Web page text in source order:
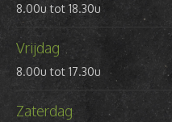
8.00u tot 18.30u
Vrijdag
8.00u tot 17.30u
Zaterdag